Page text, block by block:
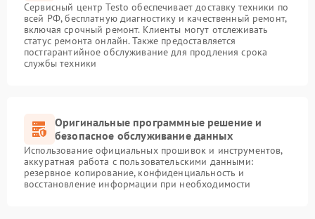
Сервисный центр Testo обеспечивает доставку техники по
всей РФ, бесплатную диагностику и качественный ремонт,
включая срочный ремонт. Клиенты могут отслеживать
статус ремонта онлайн. Также предоставляется
постгарантийное обслуживание для продления срока
службы техники
Оригинальные программные решение и
безопасное обслуживание данных
Использование официальных прошивок и инструментов,
аккуратная работа с пользовательскими данными:
резервное копирование, конфиденциальность и
восстановление информации при необходимости